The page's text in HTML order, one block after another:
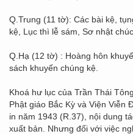
Q.Trung (11 tờ): Các bài kệ,
kệ, Lục thì lễ sám, Sơ nhật
Q.Hạ (12 tờ) : Hoàng hôn
sách khuyến chúng kệ.
Khoá hư lục của Trần Thái
Phật giáo Bắc Kỳ và Viện Viễn
in năm 1943 (R.37), nội dung
xuất bản. Nhưng đối với việc